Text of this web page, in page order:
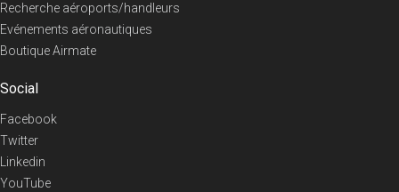
Recherche aéroports/handleurs
Evénements aéronautiques
Boutique Airmate
Social
Facebook
Twitter
Linkedin
YouTube